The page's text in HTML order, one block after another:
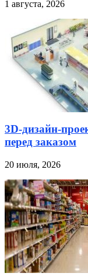
1 августа, 2026
3D-дизайн-
перед заказом
20 июля, 2026